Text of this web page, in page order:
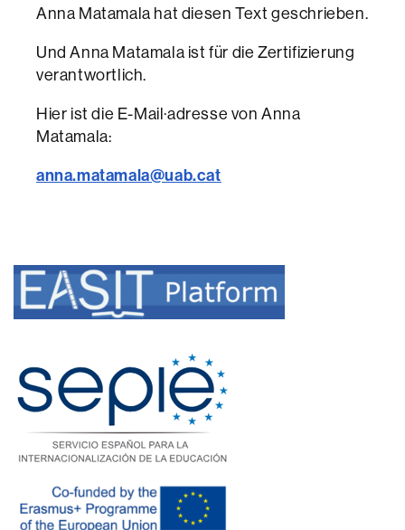
Anna Matamala hat diesen Text geschrieben.
Und Anna Matamala ist für die Zertifizierung
verantwortlich.
Hier ist die E-Mail·adresse von Anna
Matamala:
anna.matamala@uab.cat